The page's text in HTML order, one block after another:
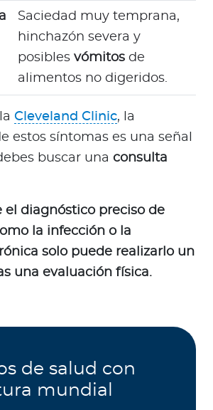
Saciedad muy temprana,
hinchazón severa y
posibles vómitos de
alimentos no digeridos.
Cleveland Clinic, la
estos síntomas es una señal
buscar una consulta
el diagnóstico preciso de
la infección o la
solo puede realizarlo un
una evaluación física.
de salud con
mundial